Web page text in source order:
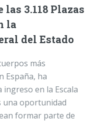
las 3.118 Plazas
la
del Estado
más
España, ha
ingreso en la Escala
una oportunidad
formar parte de